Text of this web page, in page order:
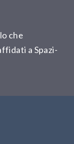
che
a Spazi-